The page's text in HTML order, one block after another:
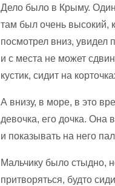
Дело было в Крыму.
там был очень высокий,
посмотрел вниз, увидел
и с места не может
кустик, сидит на
А внизу, в море, в это
девочка, его дочка. Она
и показывать на него
Мальчику было стыдно,
притворяться, будто